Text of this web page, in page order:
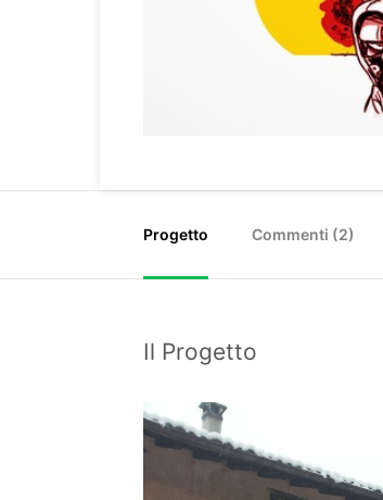
Progetto Commenti (2)
Il Progetto